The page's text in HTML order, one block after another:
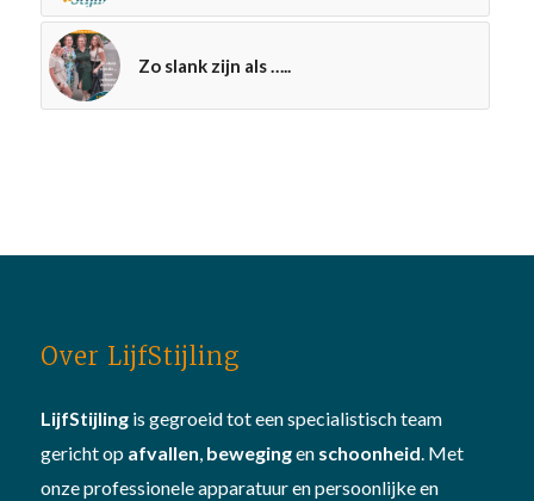
Zo slank zijn als …..
Over LijfStijling
LijfStijlingis gegroeid tot een specialistisch team
gericht op afvallen, bewegingen schoonheid. Met
onze professionele apparatuur en persoonlijke en